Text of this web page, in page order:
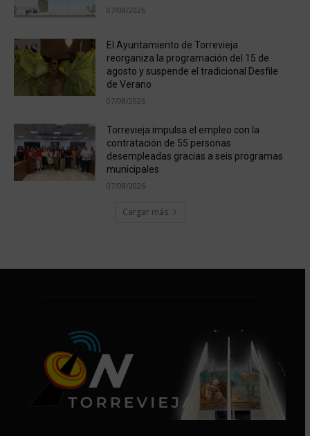
07/08/2026
El Ayuntamiento de Torrevieja
reorganiza la programación del 15 de
agosto y suspende el tradicional Desfile
de Verano
07/08/2026
Torrevieja impulsa el empleo con la
contratación de 55 personas
desempleadas gracias a seis programas
municipales
07/08/2026
Cargar más